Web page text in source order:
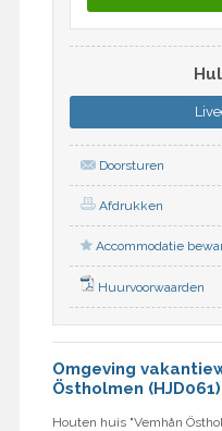
Doorsturen
Afdrukken
Accommodatie
Huurvoorwaarden
Omgeving
Östholmen (HJD061)
Houten huis "Vemhån